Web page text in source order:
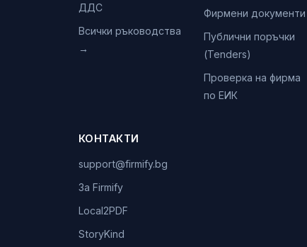
ДДС
Всички ръководства
→
Фирмени документи
Публични поръчки
(Tenders)
Проверка на фирма
по ЕИК
КОНТАКТИ
support@firmify.bg
За Firmify
Local2PDF
StoryKind